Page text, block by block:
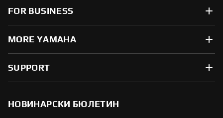
FOR BUSINESS
MORE YAMAHA
SUPPORT
НОВИНАРСКИ БЮЛЕТИН